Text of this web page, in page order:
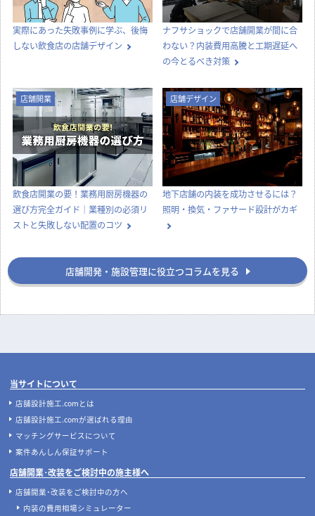
実際にあった失敗事例に学ぶ、後悔
しない飲食店の店舗デザイン
ナフサショックで店舗開業が間に合
わない？内装費用高騰と工期遅延へ
の今とるべき対策
店舗開業
飲食店開業の要！業務用厨房機器の
選び方完全ガイド｜業種別の必須リ
ストと失敗しない配置のコツ
店舗デザイン
地下店舗の内装を成功させるには？
照明・換気・ファサード設計がカギ
店舗開発・施設管理に役立つコラムを見る
当サイトについて
店舗設計施工.comとは
店舗設計施工.comが選ばれる理由
マッチングサービスについて
案件あんしん保証サポート
店舗開業･改装をご検討中の施主様へ
店舗開業･改装をご検討中の方へ
内装の費用相場シミュレーター